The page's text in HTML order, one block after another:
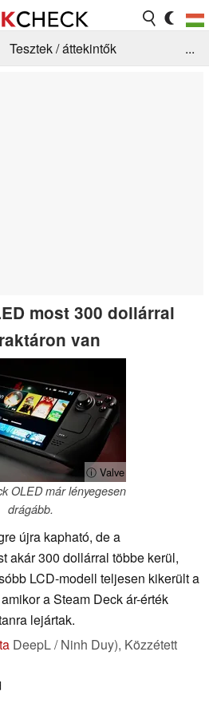
Tesztek / áttekintők
...
most 300 dollárral
van
ⓘ Valve
OLED már lényegesen
drágább.
újra kapható, de a
akár 300 dollárral többe kerül,
LCD-modell teljesen kikerült a
a Steam Deck ár-érték
lejártak.
DeepL / Ninh Duy), Közzétett